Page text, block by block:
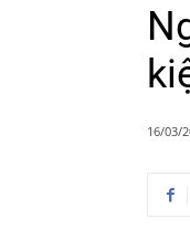
N
H
16/03/